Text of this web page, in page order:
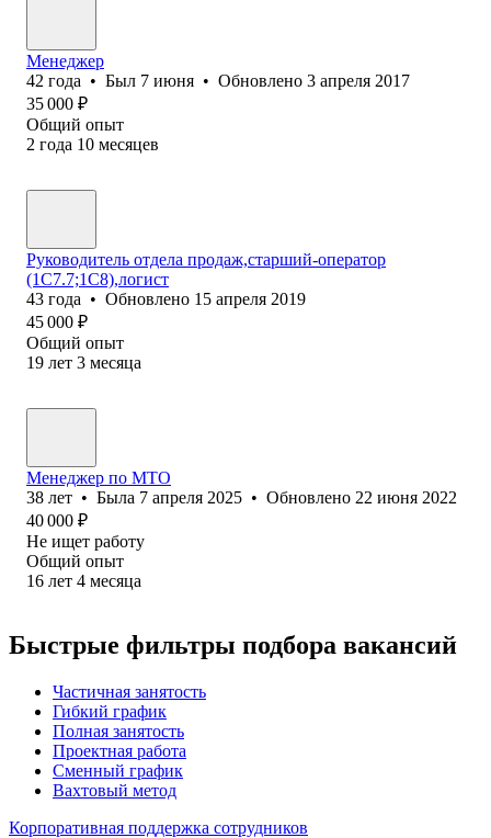
Менеджер
42 года • Был 7 июня • Обновлено 3 апреля 2017
35 000 ₽
Общий опыт
2 года 10 месяцев
Руководитель отдела продаж,старший-оператор
(1С7.7;1С8),логист
43 года • Обновлено 15 апреля 2019
45 000 ₽
Общий опыт
19 лет 3 месяца
Менеджер по МТО
38 лет • Была 7 апреля 2025 • Обновлено 22 июня 2022
40 000 ₽
Не ищет работу
Общий опыт
16 лет 4 месяца
Быстрые фильтры подбора вакансий
Частичная занятость
Гибкий график
Полная занятость
Проектная работа
Сменный график
Вахтовый метод
Корпоративная поддержка сотрудников